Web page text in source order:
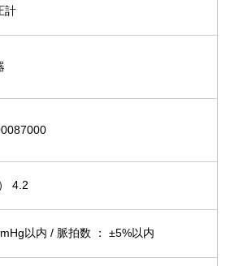
計
4.2
以内 / 脈拍数 ： ±5%以内